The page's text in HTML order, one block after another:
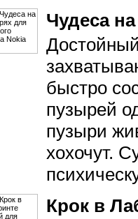
Чудеса
быстро
пузырей
пузыри
хохочут.
Крок в